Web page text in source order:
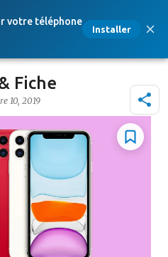
votre téléphone
Installer
principal
Fiche
10, 2019